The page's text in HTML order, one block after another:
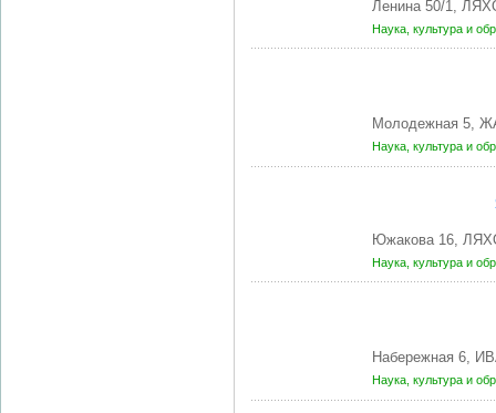
Ленина 50/1,
Наука, культура и
Молодежная 5,
Наука, культура и
Южакова 16,
Наука, культура и
Набережная 6,
Наука, культура и